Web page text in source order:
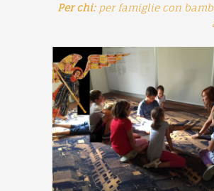
Per chi:per famiglie con